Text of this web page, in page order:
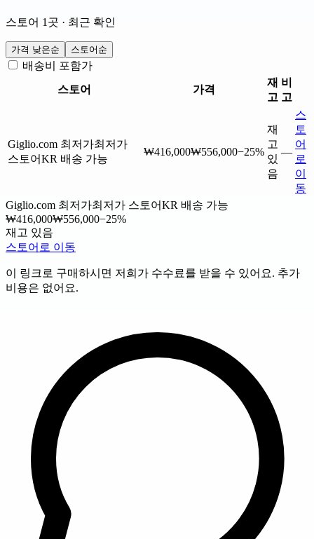
스토어 1곳 · 최근 확인
가격 낮은순 스토어순
배송비 포함가
스토어
가격
재
고
비
고
Giglio.com 최저가최저가
스토어KR 배송 가능
₩416,000₩556,000−25%
재
고
있
음
—
스
토
어
로
이
동
Giglio.com 최저가최저가 스토어KR 배송 가능
₩416,000₩556,000−25%
재고 있음
스토어로 이동
이 링크로 구매하시면 저희가 수수료를 받을 수 있어요. 추가
비용은 없어요.